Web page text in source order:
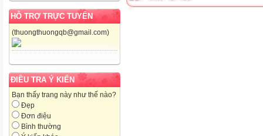
HỖ TRỢ TRỰC TUYẾN
(thuongthuongqb@gmail.com)
ĐIỀU TRA Ý KIẾN
Bạn thấy trang này như thế nào?
Đẹp
Đơn điệu
Bình thường